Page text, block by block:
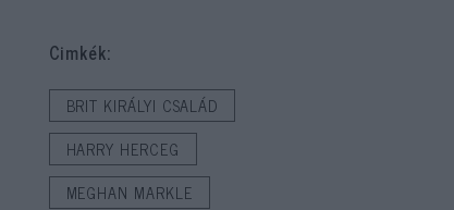
Cimkék:
BRIT KIRÁLYI CSALÁD
HARRY HERCEG
MEGHAN MARKLE